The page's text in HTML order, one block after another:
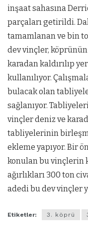
inşaat sahasına
parçaları getirildi.
tamamlanan ve bin
dev vinçler,
karadan kaldırılıp
kullanılıyor.
bulacak olan
sağlanıyor.
vinçler deniz ve
tabliyelerinin
ekleme yapıyor. Bir
konulan bu vinçlerin
ağırlıkları 300 ton
adedi bu dev vinçler
Etiketler: 3. köprü